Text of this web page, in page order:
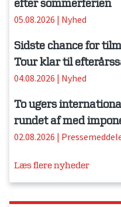
efter sommerferien
05.08.2026 | Nyhed
Sidste chance for
Tour klar til
04.08.2026 | Nyhed
To ugers
rundet af med
02.08.2026 |
Læs flere nyheder